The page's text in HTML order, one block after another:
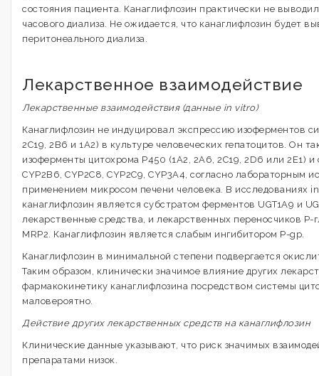
состояния пациента. Канаглифлозин практически не
часового диализа. Не ожидается, что канаглифлозин будет
перитонеального диализа.
Лекарственное взаимодействие
Лекарственные взаимодействия (данные in vitro)
Канаглифлозин не индуцировал экспрессию изоферментов
2С19, 2В6 и 1А2) в культуре человеческих гепатоцитов. Он
изоферменты цитохрома Р450 (1А2, 2А6, 2С19, 2D6 или 2Е1) и
CYP2B6, CYP2C8, CYP2C9, CYP3A4, согласно лабораторным
применением микросом печени человека. В исследованиях
канаглифлозин является субстратом ферментов UGT1A9 и
лекарственные средства, и лекарственных переносчиков Р-
MRP2. Канаглифлозин является слабым ингибитором P-gp.
Канаглифлозин в минимальной степени подвергается
Таким образом, клинически значимое влияние других
фармакокинетику канаглифлозина посредством системы
маловероятно.
Действие других лекарственных средств на канаглифлозин
Клинические данные указывают, что риск значимых
препаратами низок.